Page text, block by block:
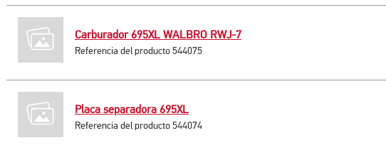
Carburador 695XL WALBRO RWJ-7
Referencia del producto 544075
Placa separadora 695XL
Referencia del producto 544074